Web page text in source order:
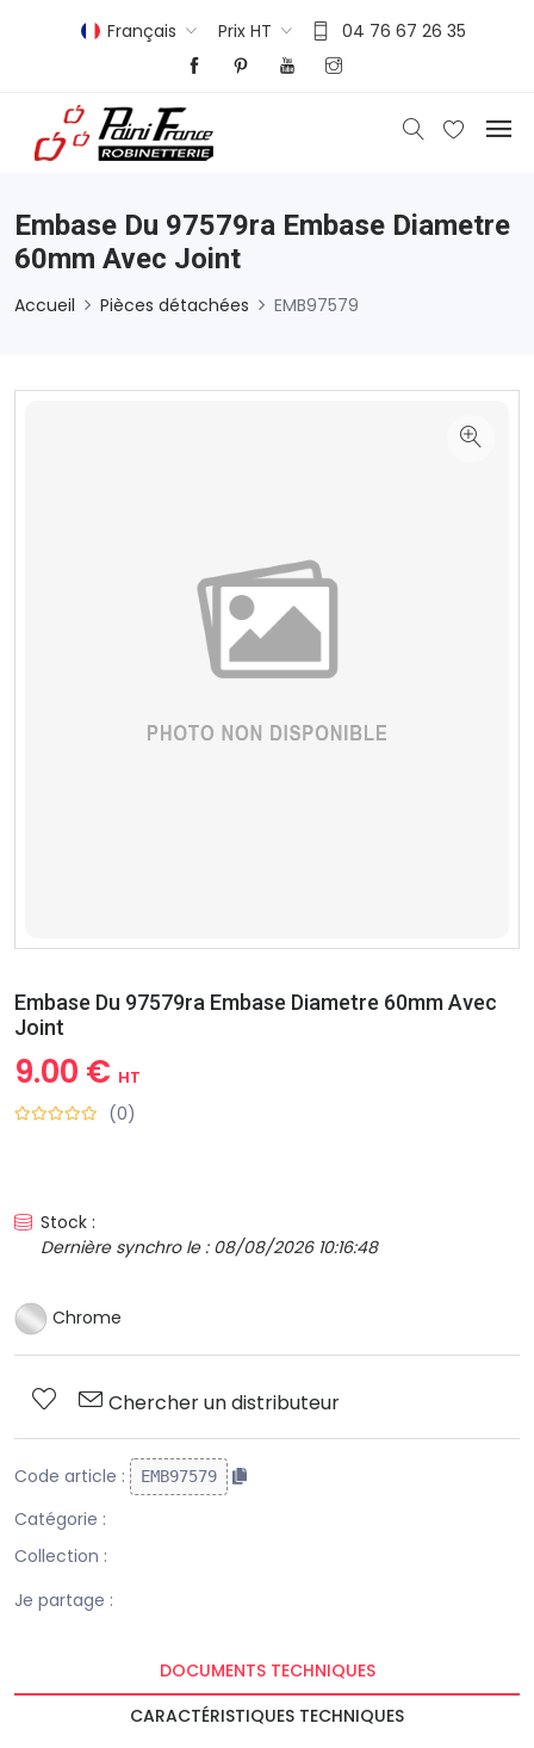
Français Prix HT 04 76 67 26 35
Embase Du 97579ra Embase Diametre
60mm Avec Joint
Accueil Pièces détachées EMB97579
Embase Du 97579ra Embase Diametre 60mm Avec
Joint
9.00 € HT
(0)
Stock :
Dernière synchro le : 08/08/2026 10:16:48
Chrome
Chercher un distributeur
Code article : EMB97579
Catégorie :
Collection :
Je partage :
DOCUMENTS TECHNIQUES
CARACTÉRISTIQUES TECHNIQUES